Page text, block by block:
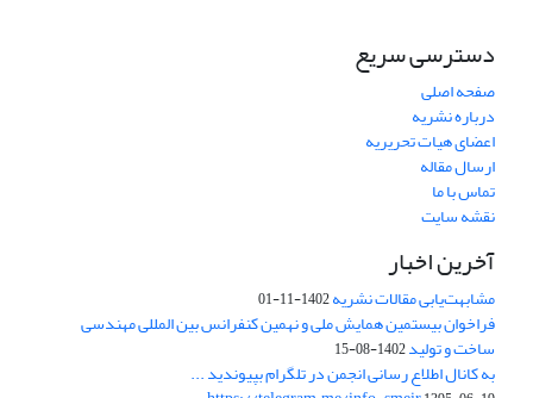
دسترسی سریع
صفحه اصلی
درباره نشریه
اعضای هیات تحریریه
ارسال مقاله
تماس با ما
نقشه سایت
آخرین اخبار
مشابهت‌یابی مقالات نشریه1402-11-01
فراخوان بیستمین همایش ملی و نهمین کنفرانس بین المللی مهندسی
ساخت و تولید1402-08-15
به کانال اطلاع رسانی انجمن در تلگرام بپیوندید ...